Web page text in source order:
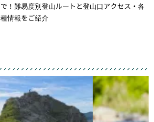
で！難易度別登山ルートと登山口アクセス・各
種情報をご紹介